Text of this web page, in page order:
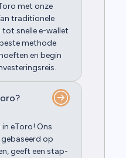
met onze
traditionele
snelle e-wallet
methode
en begin
eToro! Ons
op
geeft een stap-